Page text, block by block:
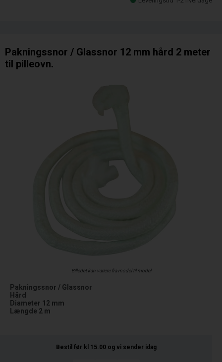
Pakningssnor / Glassnor 12 mm hård 2 meter
til pilleovn.
Billedet kan variere fra model til model
Pakningssnor / Glassnor
Hård
Diameter 12 mm
Længde 2 m
Bestil før kl 15.00 og vi sender idag